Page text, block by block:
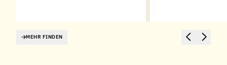
MEHR FINDEN